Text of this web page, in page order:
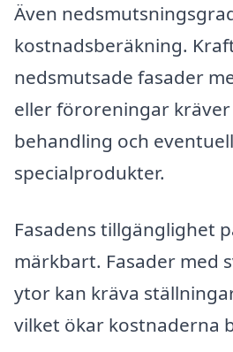
Även
kostnadsberäkning.
nedsmutsade fasader
eller föroreningar
behandling och
specialprodukter.
Fasadens tillgänglighet
märkbart. Fasader med
ytor kan kräva
vilket ökar kostnaderna